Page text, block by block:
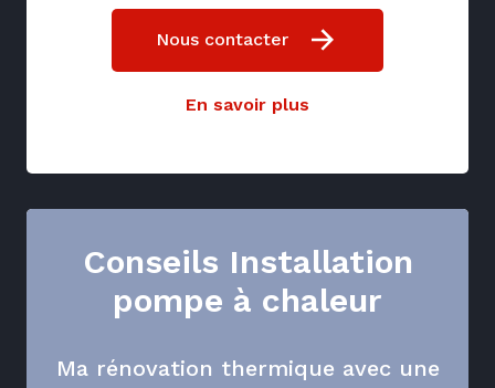
Nous contacter
En savoir plus
Conseils Installation
pompe à chaleur
Ma rénovation thermique avec une